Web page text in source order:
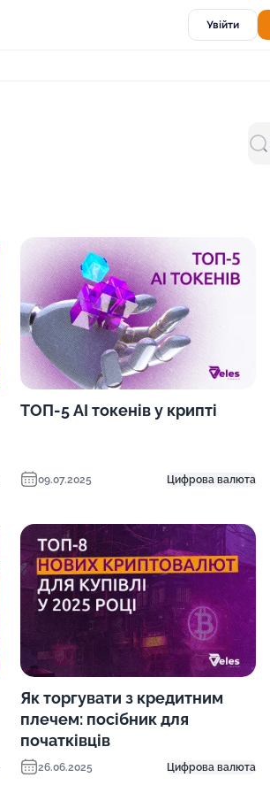
Увійти
ТОП-5 AI токенів у крипті
09.07.2025 Цифрова валюта
Як торгувати з кредитним
плечем: посібник для
початківців
26.06.2025 Цифрова валюта